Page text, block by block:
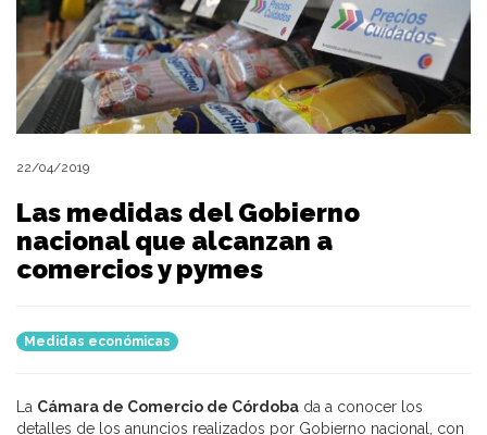
22/04/2019
Las medidas del Gobierno
nacional que alcanzan a
comercios y pymes
Medidas económicas
La Cámara de Comercio de Córdoba da a conocer los
detalles de los anuncios realizados por Gobierno nacional, con